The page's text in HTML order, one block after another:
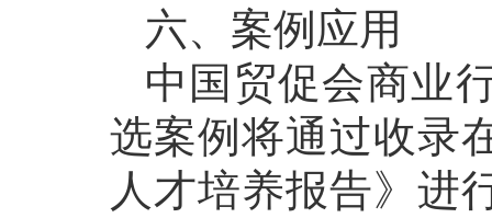
六、案例应用
中国贸促会商业
选案例将通过收录
人才培养报告》进